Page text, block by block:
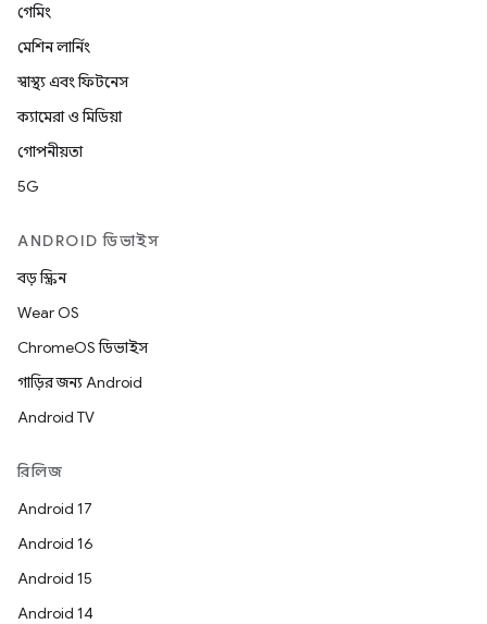
গেমিং
মেশিন লার্নিং
স্বাস্থ্য এবং ফিটনেস
ক্যামেরা ও মিডিয়া
গোপনীয়তা
5G
ANDROID ডিভাইস
বড় স্ক্রিন
Wear OS
ChromeOS ডিভাইস
গাড়ির জন্য Android
Android TV
রিলিজ
Android 17
Android 16
Android 15
Android 14